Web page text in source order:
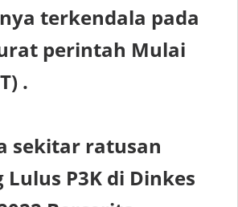
terkendala pada
perintah Mulai
.
sekitar ratusan
Lulus P3K di Dinkes